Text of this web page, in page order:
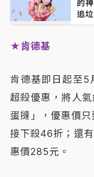
的
追
★肯德基
肯德基即日起至5
超殺優惠，將人
蛋撻」，優惠價
接下殺46折；還
惠價285元。